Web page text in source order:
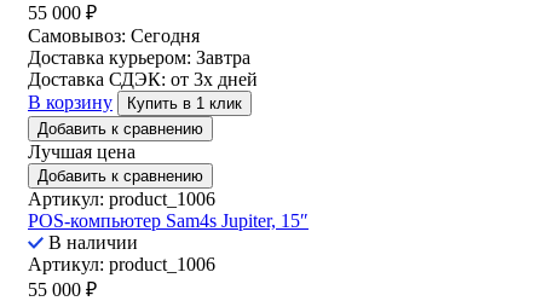
55 000 ₽
Самовывоз: Сегодня
Доставка курьером: Завтра
Доставка СДЭК: от 3х дней
В корзину
Купить в 1 клик
Добавить к сравнению
Лучшая цена
Добавить к сравнению
Артикул: product_1006
POS-компьютер Sam4s Jupiter, 15″
В наличии
Артикул: product_1006
55 000 ₽